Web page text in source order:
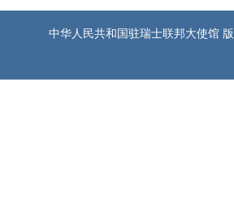
中华人民共和国驻瑞士联邦大使馆